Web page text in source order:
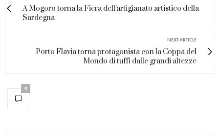
A Mogoro torna la Fiera dell'artigianato artistico della
Sardegna
NEXT ARTICLE
Porto Flavia torna protagonista con la Coppa del
Mondo di tuffi dalle grandi altezze
0